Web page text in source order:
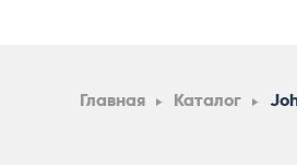
Главная Каталог